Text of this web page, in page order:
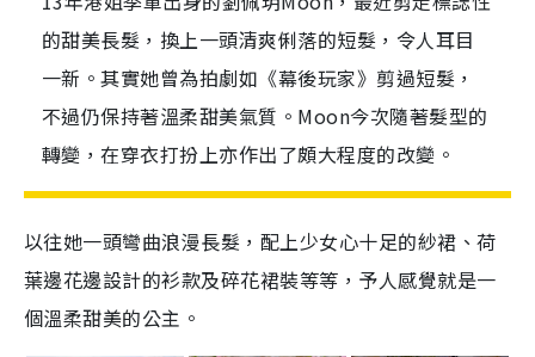
的甜美長髮，換上一頭清爽俐落的短髮，令人耳目
一新。其實她曾為拍劇如《幕後玩家》剪過短髮，
不過仍保持著溫柔甜美氣質。Moon今次隨著髮型的
轉變，在穿衣打扮上亦作出了頗大程度的改變。
以往她一頭彎曲浪漫長髮，配上少女心十足的紗裙、荷
葉邊花邊設計的衫款及碎花裙裝等等，予人感覺就是一
個溫柔甜美的公主。